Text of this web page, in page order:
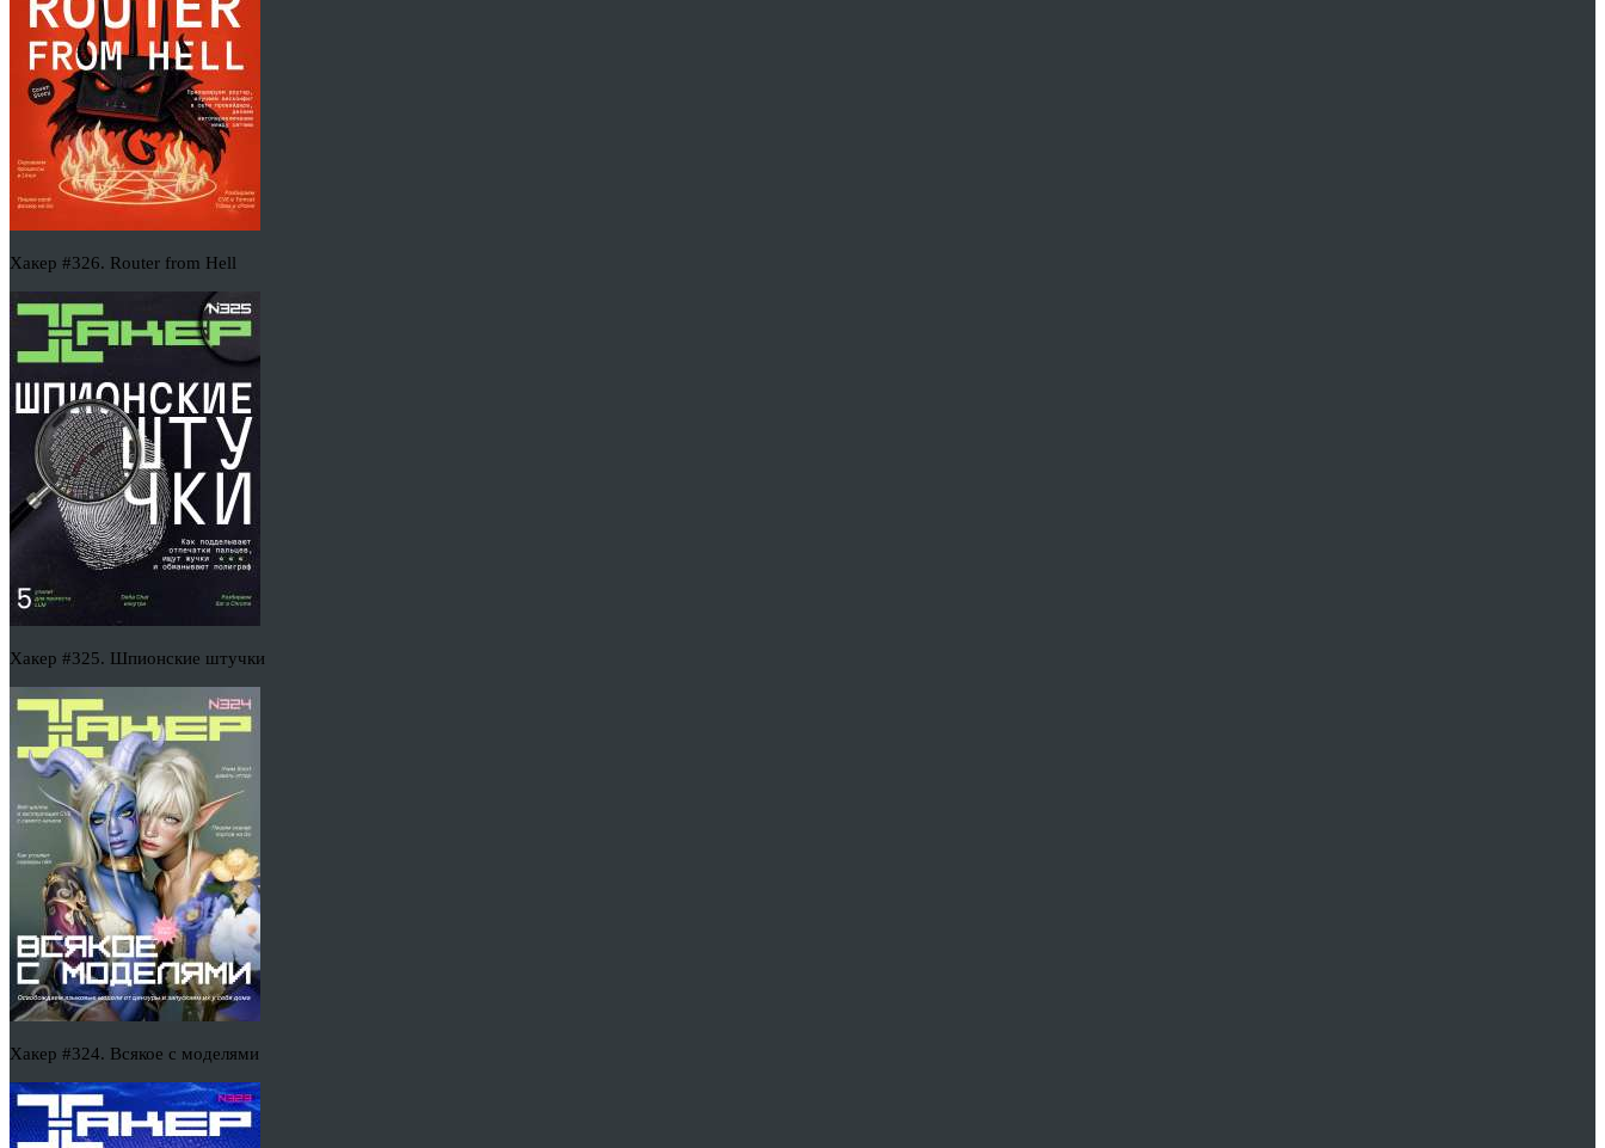
Хакер #326. Router from Hell
Хакер #325. Шпионские штучки
Хакер #324. Всякое с моделями